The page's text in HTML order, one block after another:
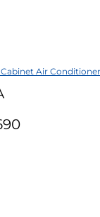
Cabinet Air